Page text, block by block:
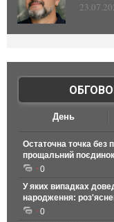
День
Остаточна точка без
прощальний поєдинок
0
У яких випадках
народження:
0